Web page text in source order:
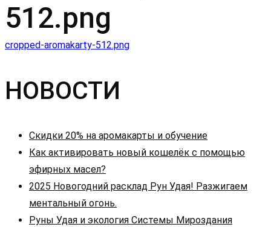
512.png
Навигация
по
cropped-aromakarty-512.png
НОВОСТИ
Скидки 20% на аромакарты и обучение
Как активировать новый кошелёк с помощью
эфирных масел?
2025 Новогодний расклад Рун Удая! Разжигаем
ментальный огонь.
Руны Удая и экология Системы Мироздания